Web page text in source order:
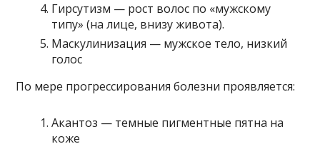
Гирсутизм — рост волос по «мужскому
типу» (на лице, внизу живота).
Маскулинизация — мужское тело, низкий
голос
По мере прогрессирования болезни проявляется:
Акантоз — темные пигментные пятна на
коже